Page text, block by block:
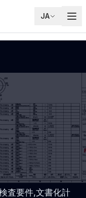
JA
査要件,文書化計